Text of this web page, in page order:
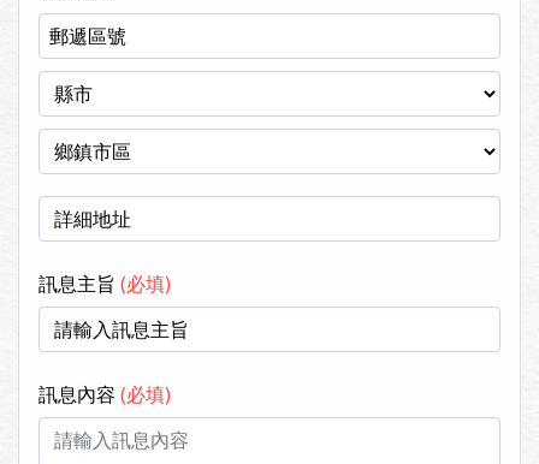
訊息主旨 (必填)
訊息內容 (必填)